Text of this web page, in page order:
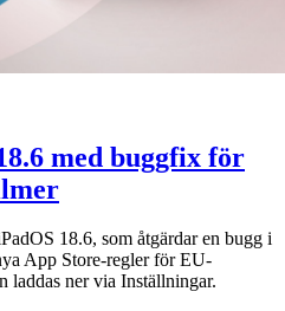
med buggfix för
18.6, som åtgärdar en bugg i
App Store-regler för EU-
laddas ner via Inställningar.